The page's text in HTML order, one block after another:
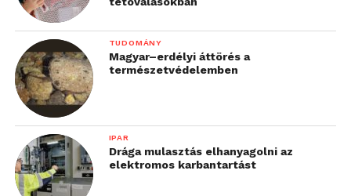
TUDOMÁNY
Magyar–erdélyi áttörés a
természetvédelemben
IPAR
Drága mulasztás elhanyagolni az
elektromos karbantartást